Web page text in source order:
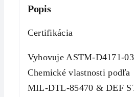
Popis
Certifikácia
Vyhovuje ASTM-D4171-03
Chemické vlastnosti podľa
MIL-DTL-85470 & DEF